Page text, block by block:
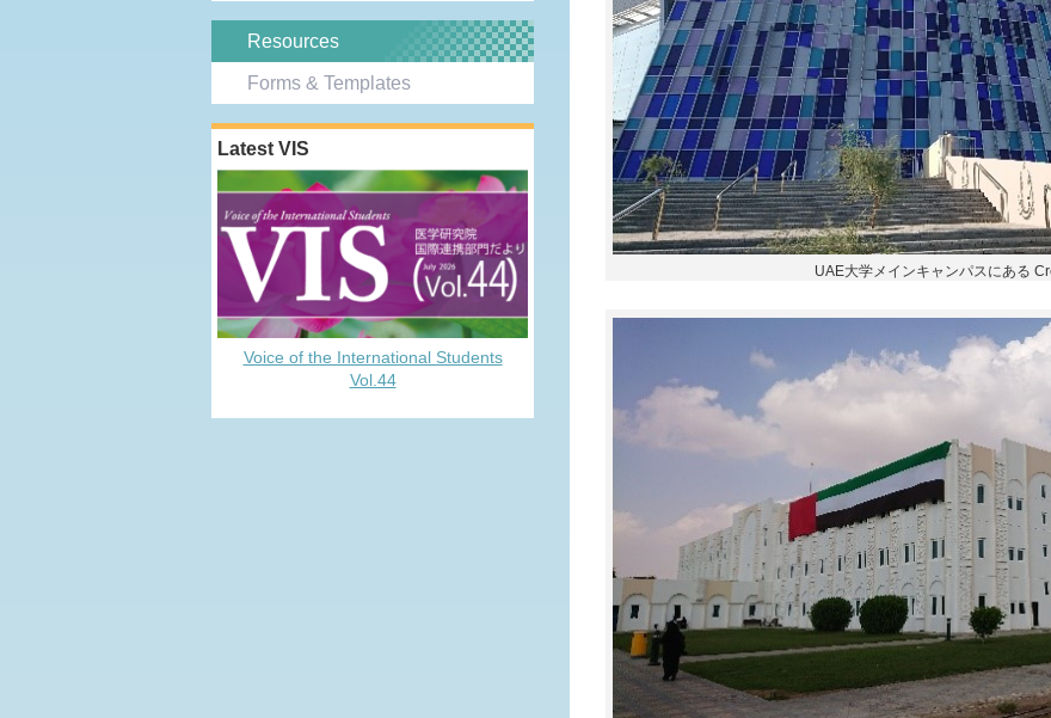
UAE大学メインキャンパスにある
Resources
Forms & Templates
Latest VIS
Voice of the International Students
Vol.44